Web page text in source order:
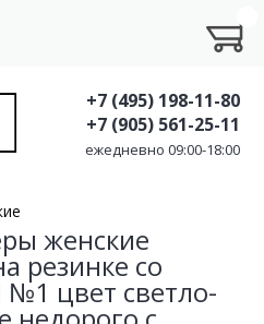
+7 (495) 198-11-80
+7 (905) 561-25-11
ежедневно 09:00-18:00
женские
резинке со
цвет светло-